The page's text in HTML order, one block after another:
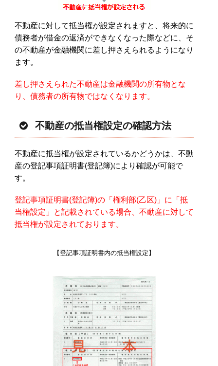
不動産に対して抵当権が設定されますと、将来的に
債務者が借金の返済ができなくなった際などに、そ
の不動産が金融機関に差し押さえられるようになり
ます。
差し押さえられた不動産は金融機関の所有物とな
り、債務者の所有物ではなくなります。
不動産の抵当権設定の確認方法
不動産に抵当権が設定されているかどうかは、不動
産の登記事項証明書(登記簿)により確認が可能で
す。
登記事項証明書(登記簿)の「権利部(乙区)」に「抵
当権設定」と記載されている場合、不動産に対して
抵当権が設定されております。
【登記事項証明書内の抵当権設定】